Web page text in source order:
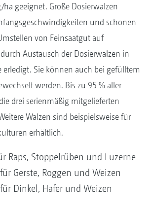
geeignet. Große Dosierwalzen
und schonen
von Feinsaatgut auf
Austausch der Dosierwalzen in
erledigt. Sie können auch bei gefülltem
werden. Bis zu 95 % aller
drei serienmäßig mitgelieferten
Walzen sind beispielsweise für
erhältlich.
Raps, Stoppelrüben und Luzerne
Gerste, Roggen und Weizen
Dinkel, Hafer und Weizen